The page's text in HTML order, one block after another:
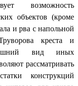
возможность
объектов (кроме
и рва с напольной
креста и
вид иных
рассматривать
конструкций